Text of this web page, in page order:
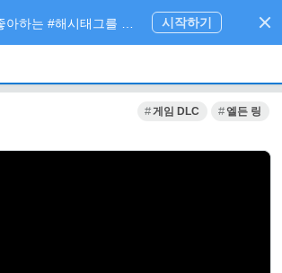
게임 DLC 엘든 링
스닙팟에서는 좋아하는 #해시태그를 팔로우 하고 내가 관심있는 주제만 모아볼 수 있어요. 시작하기